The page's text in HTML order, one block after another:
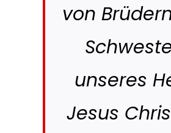
von
unseres
Jesus